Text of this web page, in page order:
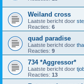
Weiland cross
Laatste bericht door
Reacties: 6
quad paradise
Laatste bericht door
Reacties: 9
734 *Aggressor*
Laatste bericht door
Reacties: 13